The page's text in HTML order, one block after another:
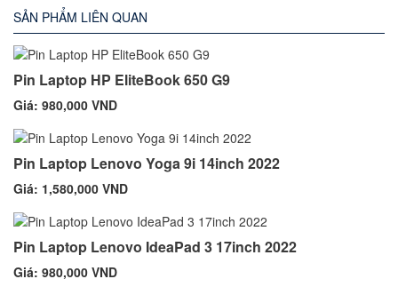
SẢN PHẨM LIÊN QUAN
Pin Laptop HP EliteBook 650 G9
Giá: 980,000 VND
Pin Laptop Lenovo Yoga 9i 14inch 2022
Giá: 1,580,000 VND
Pin Laptop Lenovo IdeaPad 3 17inch 2022
Giá: 980,000 VND